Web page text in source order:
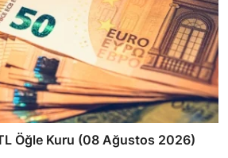
Öğle Kuru (08 Ağustos 2026)